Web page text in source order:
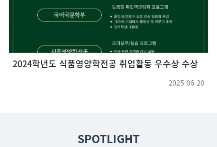
2024학년도 식품영양학전공 취업활동 우수상 수상
2025-06-20
SPOTLIGHT